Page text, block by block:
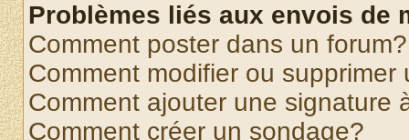
Problèmes liés aux envois de
Comment poster dans un forum?
Comment modifier ou supprimer
Comment ajouter une signature
Comment créer un sondage?